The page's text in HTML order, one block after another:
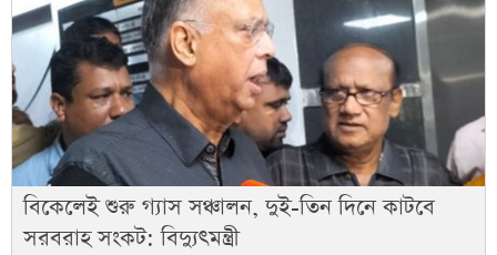
বিকেলেই শুরু গ্যাস সঞ্চালন, দুই-তিন দিনে কাটবে
সরবরাহ সংকট: বিদ্যুৎমন্ত্রী